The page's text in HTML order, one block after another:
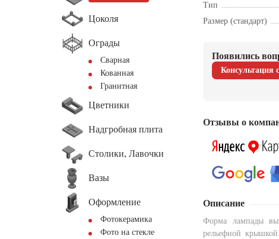
Цоколя
Ограды
Сварная
Кованная
Гранитная
Цветники
Надгробная плита
Столики, Лавочки
Вазы
Оформление
Фотокерамика
Фото на стекле
Тип
Размер (стандарт)
Появились
Консультация
Отзывы о
Описание
Форма лампады
рельефной